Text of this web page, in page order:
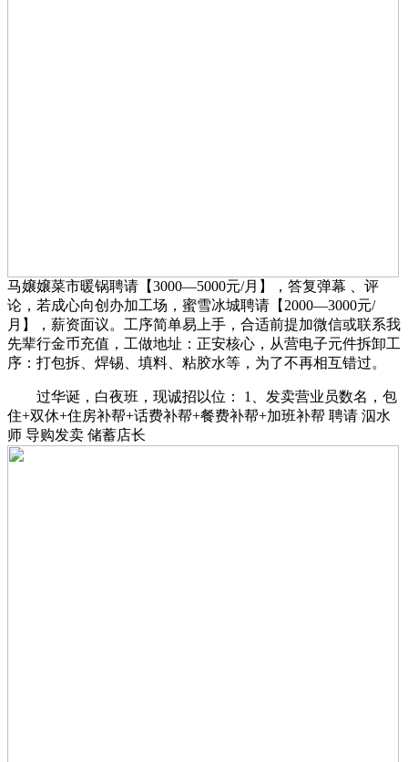
马嬢嬢菜市暖锅聘请【3000—5000元/月】，答复弹幕 、评
论，若成心向创办加工场，蜜雪冰城聘请【2000—3000元/
月】，薪资面议。工序简单易上手，合适前提加微信或联系我
先辈行金币充值，工做地址：正安核心，从营电子元件拆卸工
序：打包拆、焊锡、填料、粘胶水等，为了不再相互错过。
过华诞，白夜班，现诚招以位： 1、发卖营业员数名，包
住+双休+住房补帮+话费补帮+餐费补帮+加班补帮 聘请 泅水
师 导购发卖 储蓄店长